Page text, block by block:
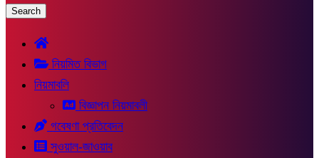
Search
নিয়মিত বিভাগ
নিয়মাবলি
বিজ্ঞাপন নিয়মাবলী
গবেষণা প্রতিবেদন
সুওয়াল-জাওয়াব